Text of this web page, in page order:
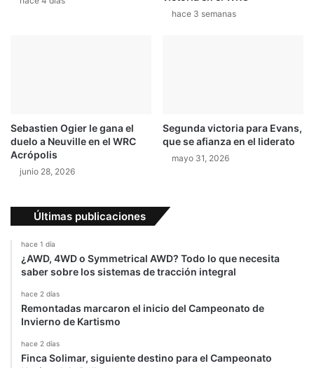
n
t
i
r
hace 3 semanas
Sebastien Ogier le gana el
duelo a Neuville en el WRC
Acrópolis
junio 28, 2026
Segunda victoria para Evans,
que se afianza en el liderato
mayo 31, 2026
Últimas publicaciones
hace 1 día
¿AWD, 4WD o Symmetrical AWD? Todo lo que necesita
saber sobre los sistemas de tracción integral
hace 2 días
Remontadas marcaron el inicio del Campeonato de
Invierno de Kartismo
hace 2 días
Finca Solimar, siguiente destino para el Campeonato